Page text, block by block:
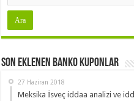
Son Eklenen Banko Kuponlar
27 Haziran 2018
Meksika İsveç iddaa analizi ve